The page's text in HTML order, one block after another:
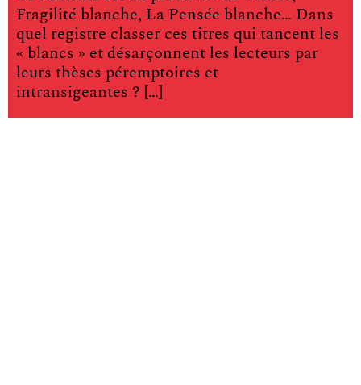
Fragilité blanche, La Pensée blanche… Dans
quel registre classer ces titres qui tancent les
« blancs » et désarçonnent les lecteurs par
leurs thèses péremptoires et
intransigeantes ? […]